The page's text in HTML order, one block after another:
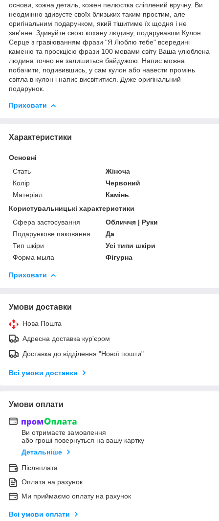
основи, кожна деталь, кожен пелюстка сліплений вручну. Ви
неодмінно здивуєте своїх близьких таким простим, але
оригінальним подарунком, який тішитиме їх щодня і не
зав'яне. Здивуйте свою кохану людину, подарувавши Кулон
Серце з гравіюванням фрази "Я Люблю тебе" всередині
каменю та проєкцією фрази 100 мовами світу Ваша улюблена
людина точно не залишиться байдужою. Напис можна
побачити, подивившись, у сам кулон або навести промінь
світла в кулон і напис висвітитися. Дуже оригінальний
подарунок.
Приховати
Характеристики
Основні
Стать
Жіноча
Колір
Червоний
Матеріал
Камінь
Користувальницькі характеристики
Сфера застосування
Обличчя | Руки
Подарункове паковання
Да
Тип шкіри
Усі типи шкіри
Форма мыла
Фігурна
Приховати
Умови доставки
Нова Пошта
Адресна доставка кур'єром
Доставка до відділення "Нової пошти"
Всі умови доставки
Умови оплати
Ви отримаєте замовлення
або гроші повернуться на вашу картку
Детальніше
Післяплата
Оплата на рахунок
Ми приймаємо оплату на рахунок
Всі умови оплати